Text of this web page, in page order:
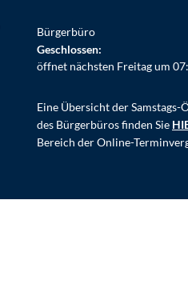
Bürgerbüro
Klicken, um weitere
Geschlossen:
öffnet nächsten Freitag um
Eine Übersicht der Samstags-
des Bürgerbüros finden Sie
Bereich der Online-